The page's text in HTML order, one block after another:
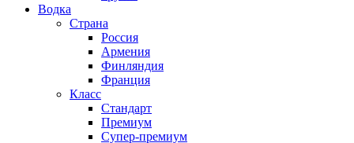
Водка
Страна
Россия
Армения
Финляндия
Франция
Класс
Стандарт
Премиум
Супер-премиум